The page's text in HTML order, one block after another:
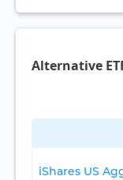
Alternative
iShares US